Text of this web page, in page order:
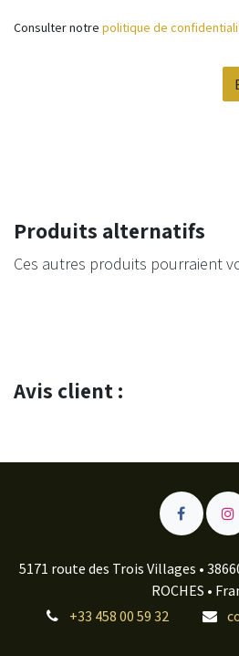
Consulter notre politique de
Produits alternatifs
Ces autres produits pourraient
Avis client :
5171 route des Trois Villages •
ROCHES •
+33 458 00 59 32